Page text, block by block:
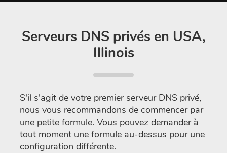
Serveurs DNS privés en USA,
Illinois
S'il s'agit de votre premier serveur DNS privé,
nous vous recommandons de commencer par
une petite formule. Vous pouvez demander à
tout moment une formule au-dessus pour une
configuration différente.